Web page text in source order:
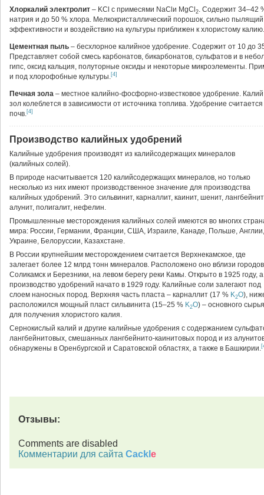
Хлоркалий электролит – KCl с примесями NaClи MgCl 2. Содержит 34–42
натрия и до 50 % хлора. Мелкокристаллический порошок, сильно
эффективности и воздействию на культуры приближен к хлористому
Цементная пыль – бесхлорное калийное удобрение. Содержит от 10 до
Представляет собой смесь карбонатов, бикарбонатов, сульфатов и в
гипс, оксид кальция, полуторные оксиды и некоторые микроэлементы.
и под хлорофобные культуры.[4]
Печная зола – местное калийно-фосфорно-известковое удобрение.
зол колеблется в зависимости от источника топлива. Удобрение
почв.[4]
Производство калийных удобрений
Калийные удобрения производят из калийсодержащих минералов
(калийных солей).
В природе насчитывается 120 калийсодержащих минералов, но только
несколько из них имеют производственное значение для производства
калийных удобрений. Это сильвинит, карналлит, каинит, шенит,
алунит, полигалит, нефелин.
Промышленные месторождения калийных солей имеются во многих
мира: России, Германии, Франции, США, Израиле, Канаде, Польше, Англии,
Украине, Белоруссии, Казахстане.
В России крупнейшим месторождением считается Верхнекамское, где
залегает более 12 млрд тонн минералов. Расположено оно вблизи городов
Соликамск и Березники, на левом берегу реки Камы. Открыто в 1925 году, а
производство удобрений начато в 1929 году. Калийные соли залегают под
слоем наносных пород. Верхняя часть пласта – карналлит (17 % K2O),
расположился мощный пласт сильвинита (15–25 % K2O) – основного сырья
для получения хлористого калия.
Сернокислый калий и другие калийные удобрения с содержанием
лангбейнитовых, смешанных лангбейнито-каинитовых пород и из
обнаружены в Оренбургской и Саратовской областях, а также в Башкирии.
Отзывы:
Comments are disabled
Комментарии для сайта Cackl e